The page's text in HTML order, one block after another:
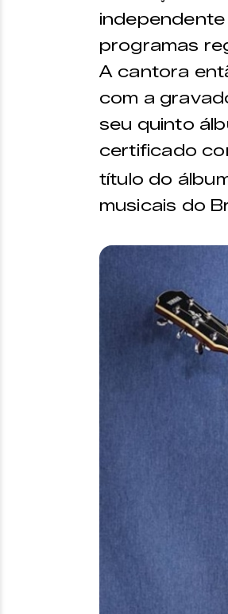
programas
A cantora
com a
seu quinto
certificado
título do
musicais do